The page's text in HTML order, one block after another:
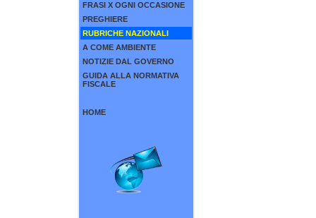
FRASI X OGNI OCCASIONE
PREGHIERE
RUBRICHE NAZIONALI
A COME AMBIENTE
NOTIZIE DAL GOVERNO
GUIDA ALLA NORMATIVA
FISCALE
HOME